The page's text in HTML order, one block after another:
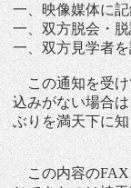
一、映像媒体に
一、双方脱会・
一、双方見学者
この通知を受け
込みがない場合
ぶりを満天下に
この内容のFAX